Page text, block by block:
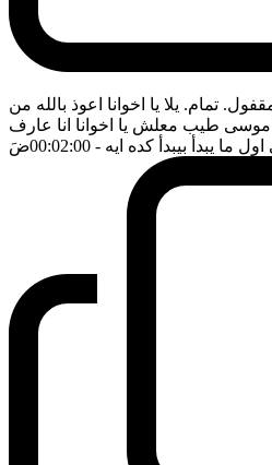
تمام. يلا يا اخوانا اعوذ بالله من
موسى طيب معلش يا اخوانا انا عارف
ما يبدأ بيبدأ كده ايه - 00:02:00 ضَ